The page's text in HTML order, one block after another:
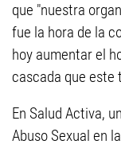
que "nuestra
fue la hora de la
hoy aumentar el
cascada que este
En Salud Activa,
Abuso Sexual en